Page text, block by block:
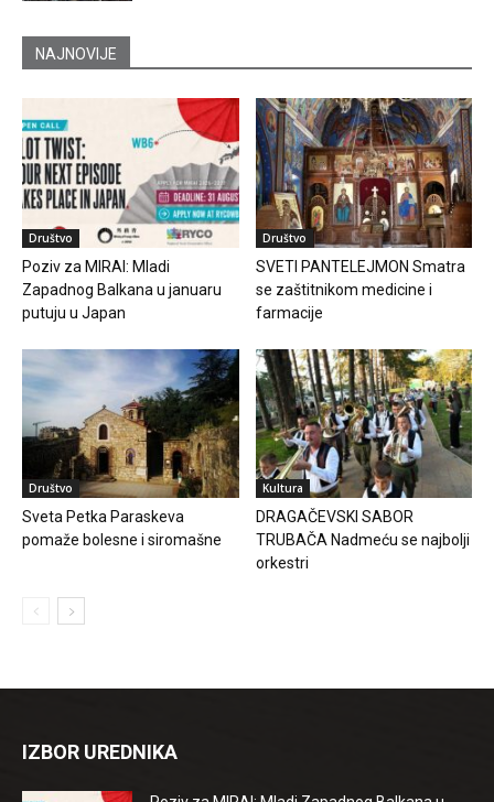
NAJNOVIJE
Društvo
Poziv za MIRAI: Mladi
Zapadnog Balkana u januaru
putuju u Japan
Društvo
SVETI PANTELEJMON Smatra
se zaštitnikom medicine i
farmacije
Društvo
Sveta Petka Paraskeva
pomaže bolesne i siromašne
Kultura
DRAGAČEVSKI SABOR
TRUBAČA Nadmeću se najbolji
orkestri
IZBOR UREDNIKA